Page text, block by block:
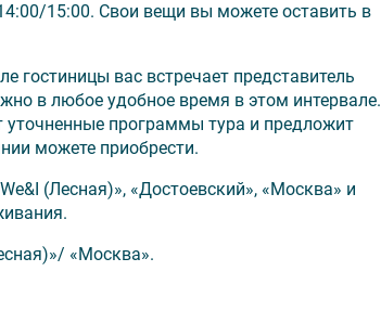
15:00.
гостиницы.
возможно только в 1-местных
рассчитает менеджер при
15:00. Свои вещи вы можете оставить в
гостиницы вас встречает представитель
в любое удобное время в этом интервале.
уточненные программы тура и предложит
можете приобрести.
(Лесная)», «Достоевский», «Москва» и
«Москва».